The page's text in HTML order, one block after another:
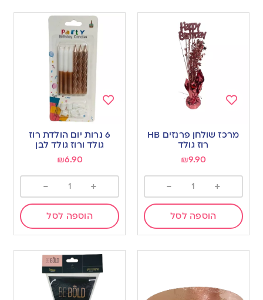
to
wishlist
מרכז שולחן פרנזים HB
רוז גולד
₪9.90
+
-
הוספה לסל
wishlist
6 נרות יום הולדת רוז
גולד ורוז גולד לבן
₪6.90
+
-
הוספה לסל